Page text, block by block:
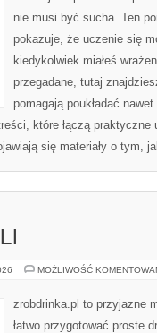
nie musi być sucha. Ten
pokazuje, że uczenie się
kiedykolwiek miałeś
przegadane, tutaj
pomagają poukładać
które łączą
się materiały o tym,
MOŻLIWOŚĆ
zrobdrinka.pl to przyjazne
łatwo przygotować proste